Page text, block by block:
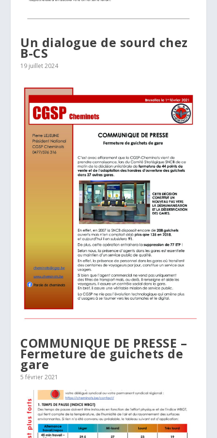
Un dialogue de sourd chez
B-CS
19 juillet 2024
COMMUNIQUE DE PRESSE –
Fermeture de guichets de
gare
5 février 2021